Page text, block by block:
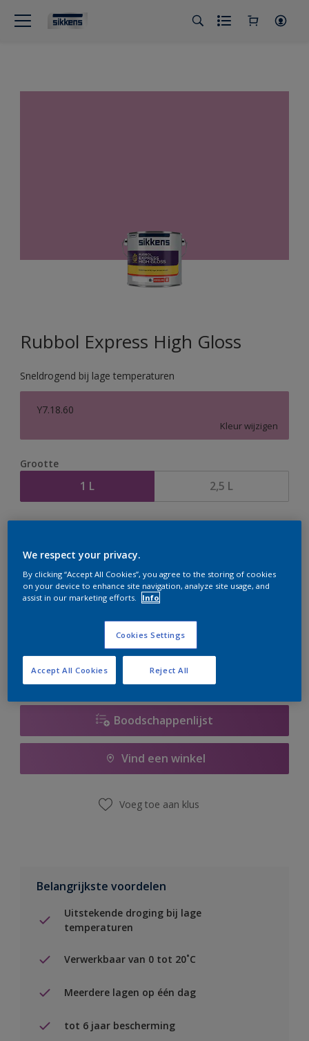
Rubbol Express High Gloss
Sneldrogend bij lage temperaturen
Y7.18.60
Kleur wijzigen
Grootte
1 L 2,5 L
Op dit moment is het niet mogelijk dit product online
er hard aan om de voorraad aan te vullen.
Boodschappenlijst
Vind een winkel
Voeg toe aan klus
Belangrijkste voordelen
Uitstekende droging bij lage
temperaturen
Verwerkbaar van 0 tot 20˚C
Meerdere lagen op één dag
tot 6 jaar bescherming
We respect your privacy.
By clicking “Accept All Cookies”, you agree to the storing of cookies
on your device to enhance site navigation, analyze site usage, and
assist in our marketing efforts.
Info
Cookies Settings
Reject All
Accept All Cookies